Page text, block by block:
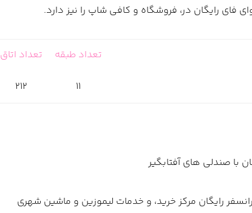
فای رایگان در، فروشگاه و کافی شاپ را نیز دارد.
تعداد طبقه
11
تعداد اتاق
212
با صندلی های آفتابگیر
رایگان مرکز خرید، و خدمات لیموزین و ماشین شهری